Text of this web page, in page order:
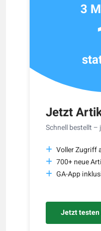
Jetzt
Schnell bestellt –
Voller Zugriff
700+ neue
GA-App
Jetzt testen
3